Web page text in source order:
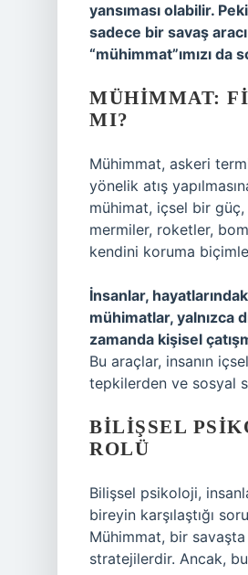
yansıması olabilir.
sadece bir savaş
“mühimmat”ımızı da
MÜHIMMAT:
MI?
Mühimmat, askeri
yönelik atış
mühimat, içsel bir
mermiler, roketler,
kendini koruma
İnsanlar,
mühimatlar, yalnızca
zamanda kişisel
Bu araçlar, insanın
tepkilerden ve sosyal
BILIŞSEL
ROLÜ
Bilişsel psikoloji,
bireyin karşılaştığı
Mühimmat, bir
stratejilerdir. Ancak,